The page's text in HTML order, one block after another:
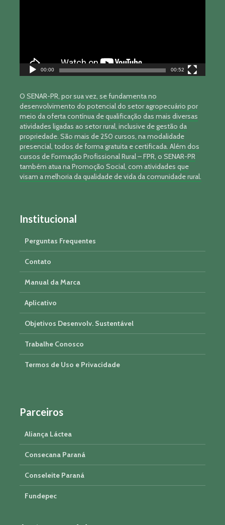
00:00 00:52
O SENAR-PR, por sua vez, se fundamenta no
desenvolvimento do potencial do setor agropecuário por
meio da oferta contínua de qualificação das mais diversas
atividades ligadas ao setor rural, inclusive de gestão da
propriedade. São mais de 250 cursos, na modalidade
presencial, todos de forma gratuita e certificada. Além dos
cursos de Formação Profissional Rural – FPR, o SENAR-PR
também atua na Promoção Social, com atividades que
visam a melhoria da qualidade de vida da comunidade rural.
Institucional
Perguntas Frequentes
Contato
Manual da Marca
Aplicativo
Objetivos Desenvolv. Sustentável
Trabalhe Conosco
Termos de Uso e Privacidade
Parceiros
Aliança Láctea
Consecana Paraná
Conseleite Paraná
Fundepec